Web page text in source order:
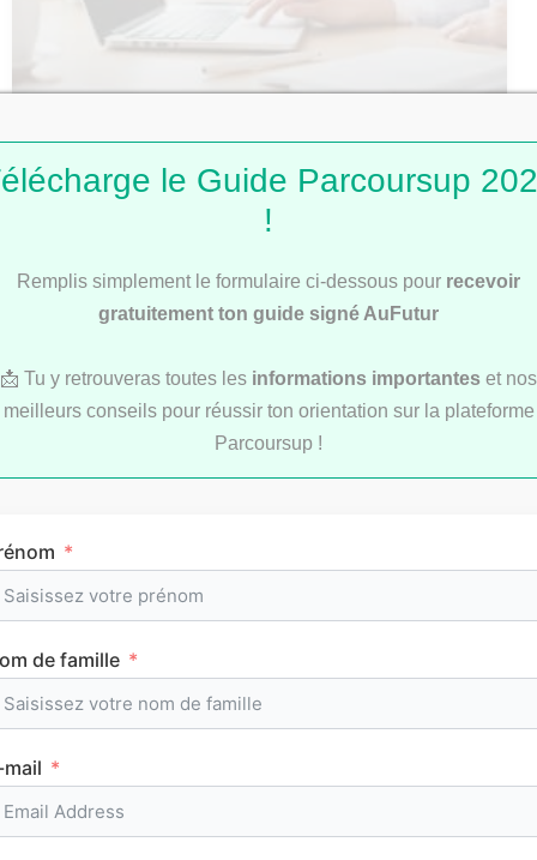
Comment faire une fiche de révision ?
MÉTHODOLOGIE
au lycée ?
le Guide Parcoursup
!
Remplis simplement le formulaire ci-dessous pour recevoir
gratuitement ton guide signé AuFutur
📩 Tu y retrouveras toutes les informations importantes et nos
meilleurs conseils pour réussir ton orientation sur la plateforme
Parcoursup !
de famille